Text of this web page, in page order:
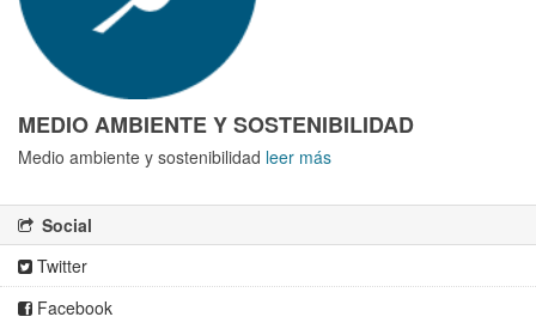
MEDIO AMBIENTE Y SOSTENIBILIDAD
Medio ambiente y sostenibilidad leer más
Social
Twitter
Facebook